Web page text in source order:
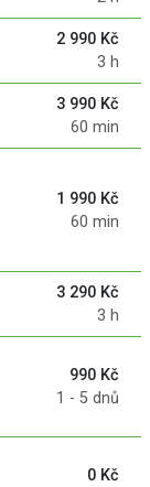
2 990 Kč
3 h
3 990 Kč
60 min
1 990 Kč
60 min
3 290 Kč
3 h
990 Kč
1 - 5 dnů
0 Kč